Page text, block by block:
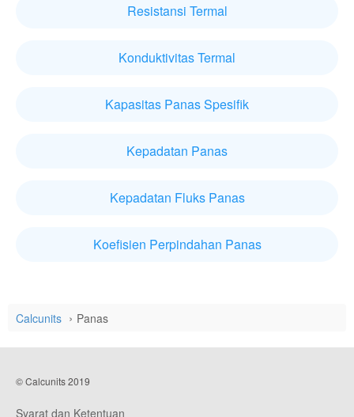
Resistansi Termal
Konduktivitas Termal
Kapasitas Panas Spesifik
Kepadatan Panas
Kepadatan Fluks Panas
Koefisien Perpindahan Panas
Calcunits Panas
© Calcunits 2019
Syarat dan Ketentuan